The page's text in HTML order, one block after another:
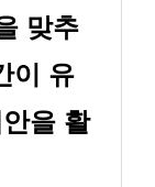
맞추
이 유
을 활